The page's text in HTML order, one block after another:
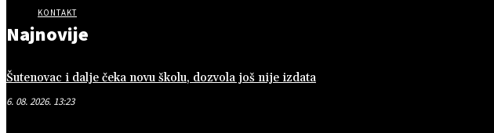
KONTAKT
Najnovije
Šutenovac i dalje čeka novu školu, dozvola još nije izdata
6. 08. 2026. 13:23